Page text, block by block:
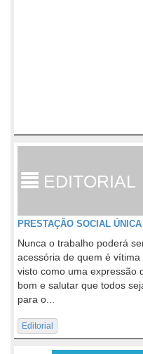
EDITORIAL
PRESTAÇÃO SOCIAL ÚNICA
Nunca o trabalho poderá
acessória de quem é
visto como uma expressão
bom e salutar que todos
para o...
Editorial